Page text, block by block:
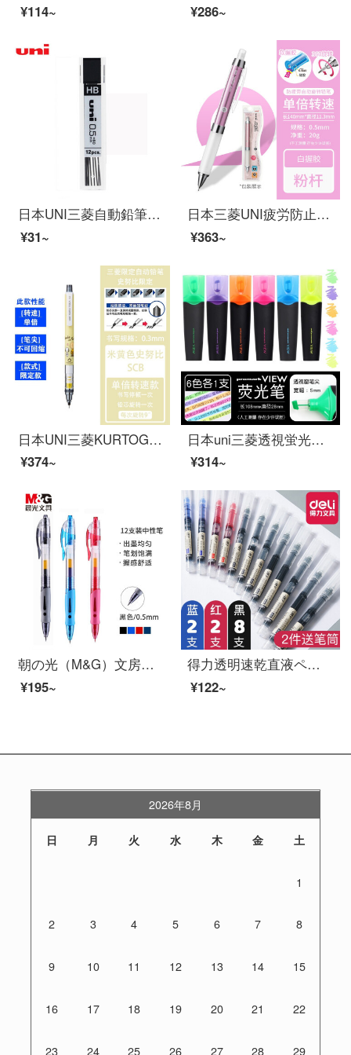
¥114~
¥286~
日本UNI三菱自動鉛筆芯UL-1403/1405/1407活動鉛芯0.5-HB
¥31~
日本三菱UNI疲労防止+鉛芯自動回転ペンシルKuru Toga M 5-858 GGゴムペン、シャープペンシル0.5 mmピンクレバー、ホワイトグリップ
¥363~
日本UNI三菱KURTOGAシャープペンシルM 5-450芯自動回転限定アクティブペンシルスヌーピー黄レバー0.3
¥374~
日本uni三菱透視蛍光ペン創意マーカー学生用オフィス蛍光色ペンUSP-200カラーマーカー文房具6色各1本
¥314~
朝の光（M&G）文房具GP 1008/0.5 mm黒中性ペンのヘッドサインペンは炭素ペンのオフィス用万年筆を押して12本/箱を使います。
¥195~
得力透明速乾直液ペン学生が中性ペン黒炭素水性ストレート液でサインします。ペンで0.5 mm全針管式速乾サインをします。赤ペン速乾12本の混合装(8黒+2赤+2青)
¥122~
2026年8月
日 月 火 水 木 金 土
1
2 3 4 5 6 7 8
9 10 11 12 13 14 15
16 17 18 19 20 21 22
23 24 25 26 27 28 29